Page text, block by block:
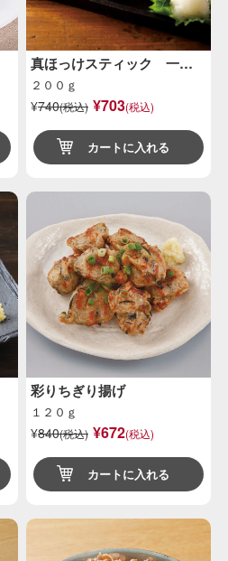
真ほっけスティック 一…
２００ｇ
¥740(税込) ¥703(税込)
カートに入れる
彩りちぎり揚げ
１２０ｇ
¥840(税込) ¥672(税込)
カートに入れる